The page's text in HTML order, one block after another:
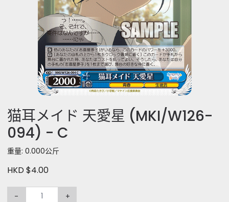
猫耳メイド 天愛星 (MKI/W126-
094) - C
重量: 0.000公斤
HKD $4.00
- +